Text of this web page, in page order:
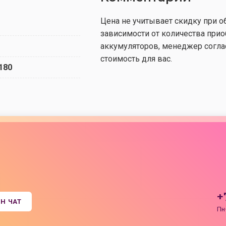
Цена не учитывает скидку при
зависимости от количества
аккумуляторов, менеджер
стоимость для вас.
ЧАТ